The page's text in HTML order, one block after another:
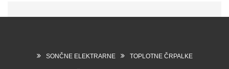
SONČNE ELEKTRARNE TOPLOTNE ČRPALKE